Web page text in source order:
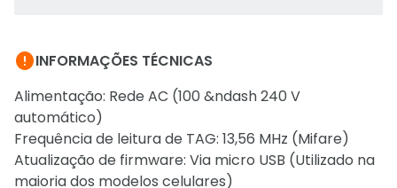
INFORMAÇÕES TÉCNICAS
Alimentação: Rede AC (100 &ndash 240 V
automático)
Frequência de leitura de TAG: 13,56 MHz (Mifare)
Atualização de firmware: Via micro USB (Utilizado na
maioria dos modelos celulares)